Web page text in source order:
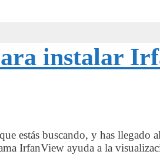
instalar
estás buscando, y has
IrfanView ayuda a la